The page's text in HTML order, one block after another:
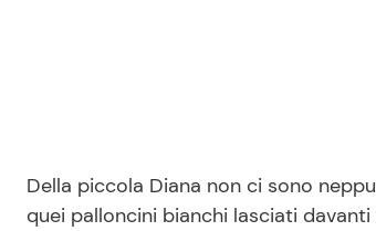
Della piccola Diana non ci sono
quei palloncini bianchi lasciati